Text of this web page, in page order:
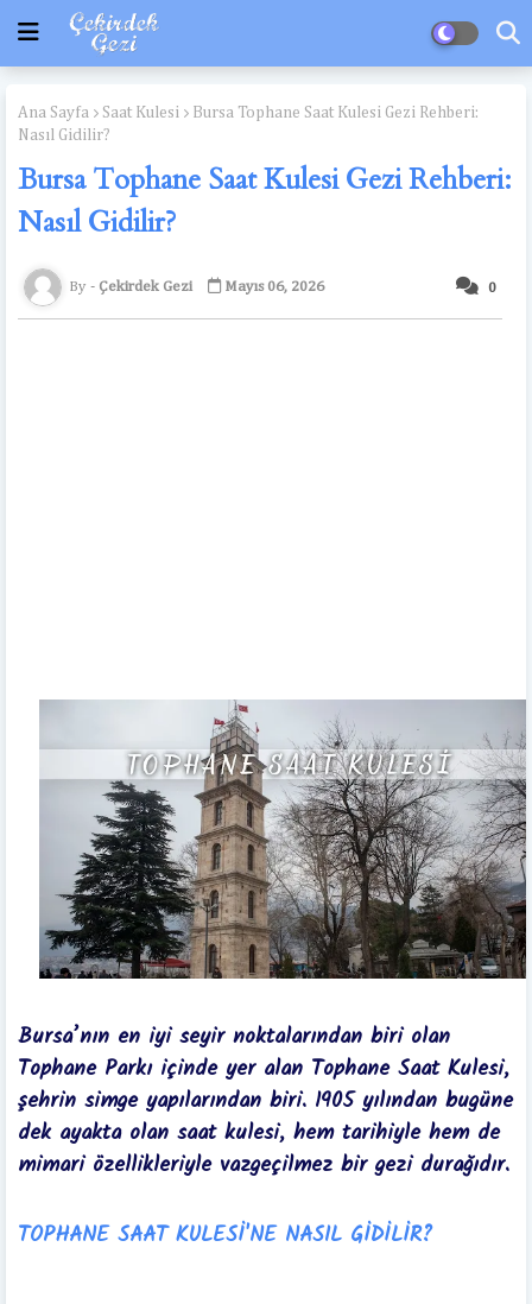
Ana Sayfa Saat Kulesi
Bursa Tophane Saat Kulesi Gezi Rehberi:
Nasıl Gidilir?
Bursa Tophane Saat Kulesi Gezi Rehberi:
Nasıl Gidilir?
0
Çekirdek Gezi Mayıs 06, 2026
Bursa’nın en iyi seyir noktalarından biri olan
Tophane Parkı içinde yer alan Tophane Saat Kulesi,
şehrin simge yapılarından biri. 1905 yılından bugüne
dek ayakta olan saat kulesi, hem tarihiyle hem de
mimari özellikleriyle vazgeçilmez bir gezi durağıdır.
TOPHANE SAAT KULESİ'NE NASIL GİDİLİR?